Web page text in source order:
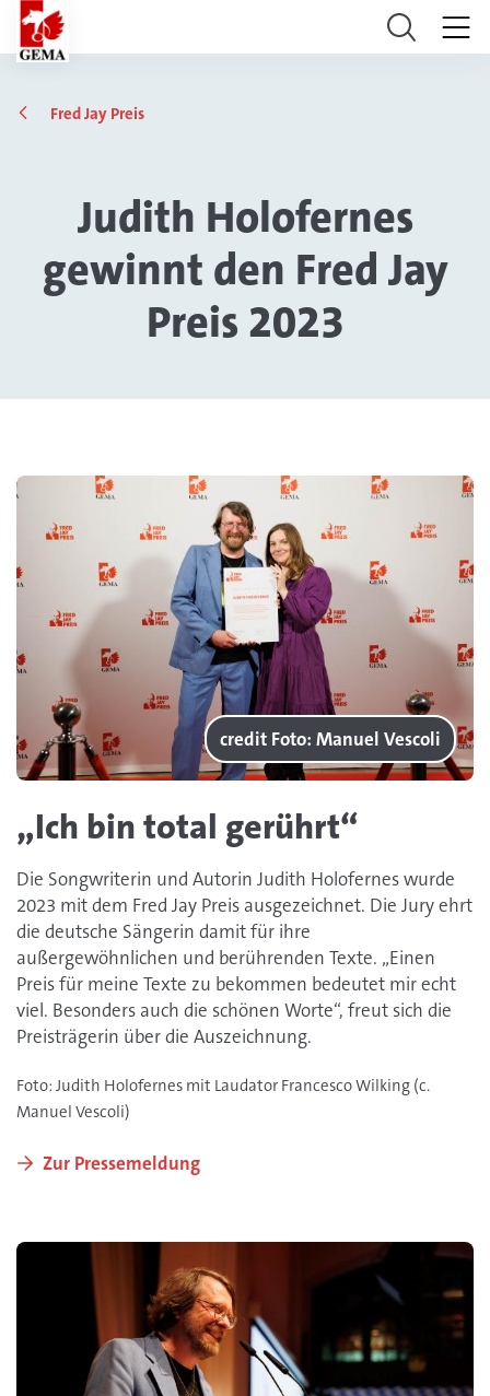
Fred Jay Preis
Judith Holofernes
gewinnt den Fred Jay
Preis 2023
credit Foto: Manuel Vescoli
„Ich bin total gerührt“
Die Songwriterin und Autorin Judith Holofernes wurde
2023 mit dem Fred Jay Preis ausgezeichnet. Die Jury ehrt
die deutsche Sängerin damit für ihre
außergewöhnlichen und berührenden Texte. „Einen
Preis für meine Texte zu bekommen bedeutet mir echt
viel. Besonders auch die schönen Worte“, freut sich die
Preisträgerin über die Auszeichnung.
Foto: Judith Holofernes mit Laudator Francesco Wilking (c.
Manuel Vescoli)
Zur Pressemeldung